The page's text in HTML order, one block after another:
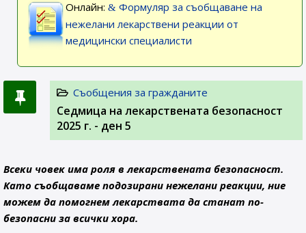
Онлайн:
Формуляр за съобщаване на
нежелани лекарствени реакции от
медицински специалисти
Съобщения за гражданите
Седмица на лекарствената безопасност
2025 г. - ден 5
Всеки човек има роля в лекарствената безопасност.
Като съобщаваме подозирани нежелани реакции, ние
можем да помогнем лекарствата да станат по-
безопасни за всички хора.